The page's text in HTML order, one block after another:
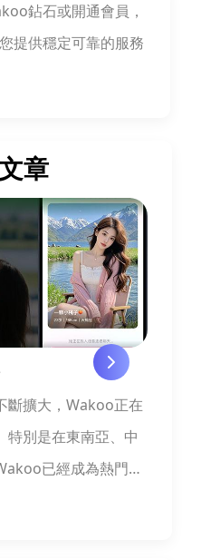
鉆石或開通會員，
提供穩定可靠的服務
章
斷擴大，Wakoo正在
特別是在東南亞、中
已經成為熱門的
多新用戶剛接觸平